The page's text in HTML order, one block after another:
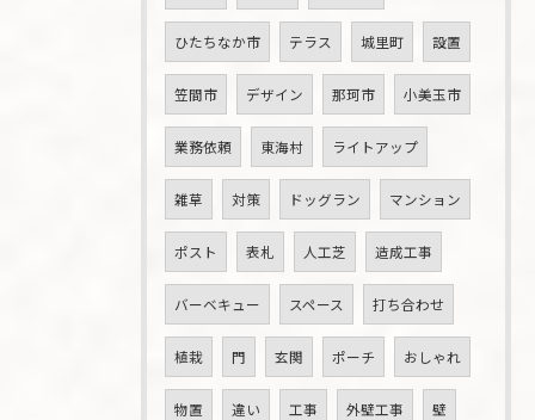
ひたちなか市 テラス 城里町 設置
笠間市 デザイン 那珂市 小美玉市
業務依頼 東海村 ライトアップ
雑草 対策 ドッグラン マンション
ポスト 表札 人工芝 造成工事
バーベキュー スペース 打ち合わせ
植栽 門 玄関 ポーチ おしゃれ
物置 違い 工事 外壁工事 壁